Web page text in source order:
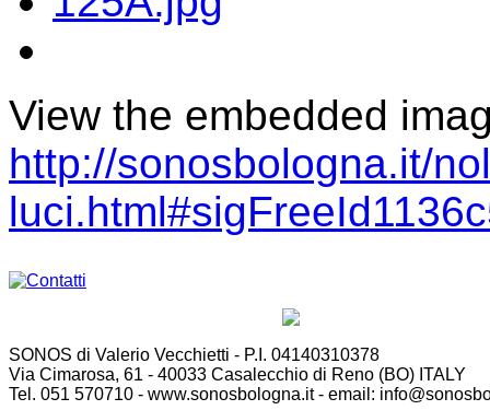
View the embedded
http://sonosbologna.it/
SONOS di Valerio Vecchietti - P.I. 04140310378
Via Cimarosa, 61 - 40033 Casalecchio di Reno (BO) ITALY
Tel. 051 570710 - www.sonosbologna.it - email: